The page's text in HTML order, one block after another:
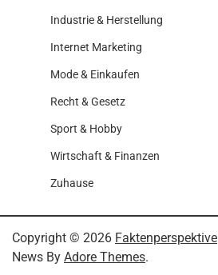
Industrie & Herstellung
Internet Marketing
Mode & Einkaufen
Recht & Gesetz
Sport & Hobby
Wirtschaft & Finanzen
Zuhause
Copyright © 2026 Faktenperspektive
News By Adore Themes.